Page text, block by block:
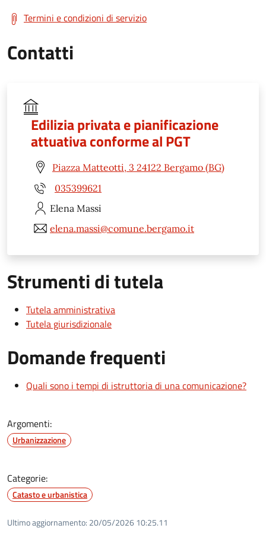
Termini e condizioni di servizio
Contatti
Edilizia privata e pianificazione
attuativa conforme al PGT
Piazza Matteotti, 3 24122 Bergamo (BG)
035399621
Elena Massi
elena.massi@comune.bergamo.it
Strumenti di tutela
Tutela amministrativa
Tutela giurisdizionale
Domande frequenti
Quali sono i tempi di istruttoria di una comunicazione?
Argomenti:
Urbanizzazione
Categorie:
Catasto e urbanistica
Ultimo aggiornamento: 20/05/2026 10:25.11